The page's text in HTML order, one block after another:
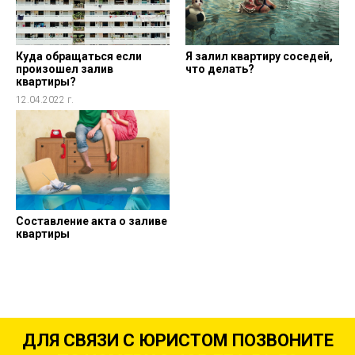
Куда обращаться если
произошел залив
квартиры?
12.04.2022 г.
Я залил квартиру соседей,
что делать?
Составление акта о заливе
квартиры
ДЛЯ СВЯЗИ С ЮРИСТОМ ПОЗВОНИТЕ